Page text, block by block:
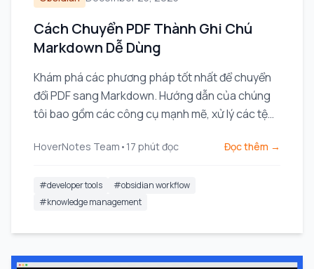
Cách Chuyển PDF Thành Ghi Chú
Markdown Dễ Dùng
Khám phá các phương pháp tốt nhất để chuyển
đổi PDF sang Markdown. Hướng dẫn của chúng
tôi bao gồm các công cụ mạnh mẽ, xử lý các tệp
việc của bạn.
HoverNotes Team • 17 phút đọc Đọc thêm →
#developer tools #obsidian workflow
#knowledge management